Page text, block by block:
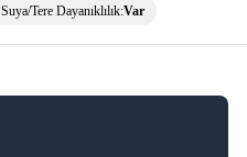
Suya/Tere Dayanıklılık:Var